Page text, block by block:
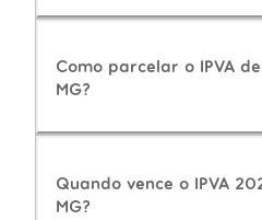
Como parcelar o IPVA
MG?
Quando vence o IPVA
MG?